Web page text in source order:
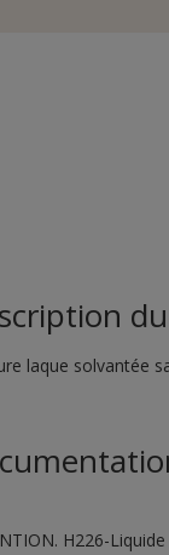
laque solvantée
H226-